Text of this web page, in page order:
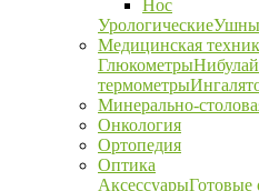
Нос
Урологические
Медицинская
Глюкометры
термометры
Минерально-
Онкология
Ортопедия
Оптика
АксессуарыГотовые